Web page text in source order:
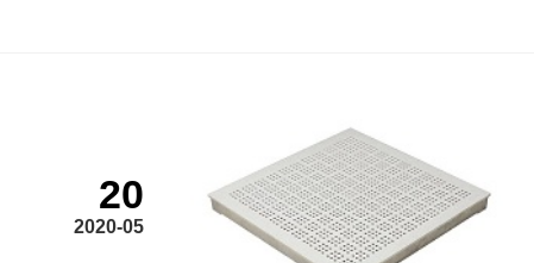
20
2020-05